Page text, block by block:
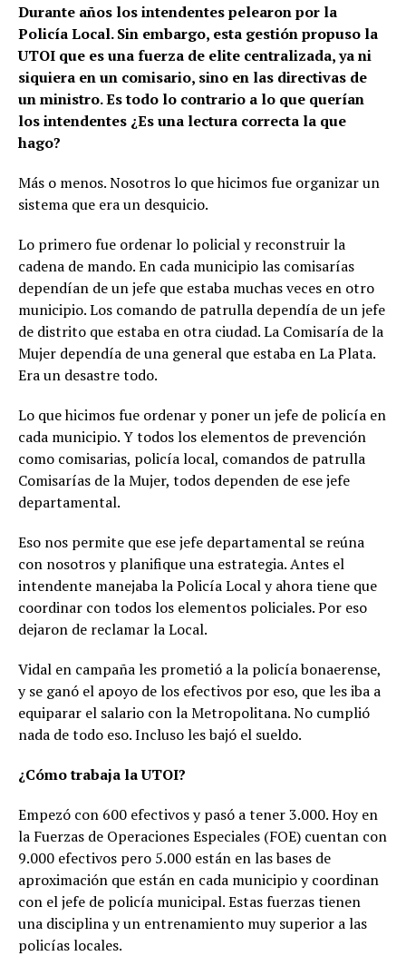
Durante años los intendentes pelearon por la
Policía Local. Sin embargo, esta gestión propuso la
UTOI que es una fuerza de elite centralizada, ya ni
siquiera en un comisario, sino en las directivas de
un ministro. Es todo lo contrario a lo que querían
los intendentes ¿Es una lectura correcta la que
hago?
Más o menos. Nosotros lo que hicimos fue organizar un
sistema que era un desquicio.
Lo primero fue ordenar lo policial y reconstruir la
cadena de mando. En cada municipio las comisarías
dependían de un jefe que estaba muchas veces en otro
municipio. Los comando de patrulla dependía de un jefe
de distrito que estaba en otra ciudad. La Comisaría de la
Mujer dependía de una general que estaba en La Plata.
Era un desastre todo.
Lo que hicimos fue ordenar y poner un jefe de policía en
cada municipio. Y todos los elementos de prevención
como comisarias, policía local, comandos de patrulla
Comisarías de la Mujer, todos dependen de ese jefe
departamental.
Eso nos permite que ese jefe departamental se reúna
con nosotros y planifique una estrategia. Antes el
intendente manejaba la Policía Local y ahora tiene que
coordinar con todos los elementos policiales. Por eso
dejaron de reclamar la Local.
Vidal en campaña les prometió a la policía bonaerense,
y se ganó el apoyo de los efectivos por eso, que les iba a
equiparar el salario con la Metropolitana. No cumplió
nada de todo eso. Incluso les bajó el sueldo.
¿Cómo trabaja la UTOI?
Empezó con 600 efectivos y pasó a tener 3.000. Hoy en
la Fuerzas de Operaciones Especiales (FOE) cuentan con
9.000 efectivos pero 5.000 están en las bases de
aproximación que están en cada municipio y coordinan
con el jefe de policía municipal. Estas fuerzas tienen
una disciplina y un entrenamiento muy superior a las
policías locales.